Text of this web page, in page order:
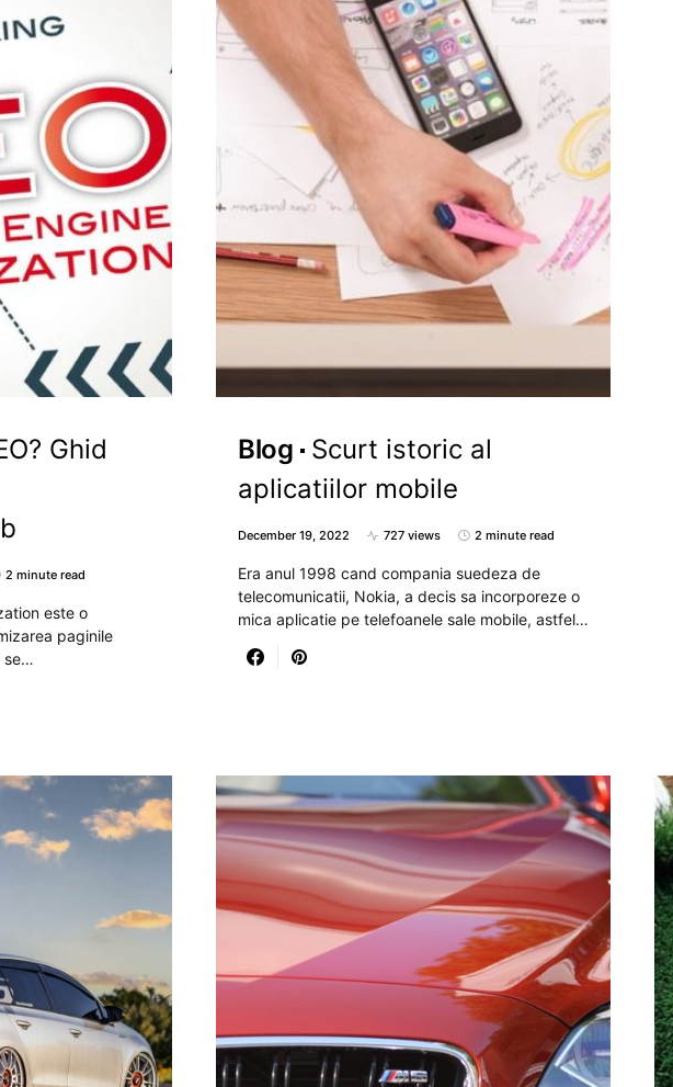
Ghid
2 minute read
este o
paginile
se…
Blog
Scurt istoric al
aplicatiilor mobile
December 19, 2022 727 views 2 minute read
Era anul 1998 cand compania suedeza de
telecomunicatii, Nokia, a decis sa incorporeze o
mica aplicatie pe telefoanele sale mobile, astfel…